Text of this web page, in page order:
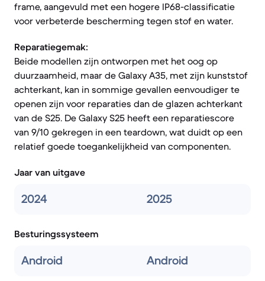
frame, aangevuld met een hogere IP68-classificatie
voor verbeterde bescherming tegen stof en water.
Reparatiegemak:
Beide modellen zijn ontworpen met het oog op
duurzaamheid, maar de Galaxy A35, met zijn kunststof
achterkant, kan in sommige gevallen eenvoudiger te
openen zijn voor reparaties dan de glazen achterkant
van de S25. De Galaxy S25 heeft een reparatiescore
van 9/10 gekregen in een teardown, wat duidt op een
relatief goede toegankelijkheid van componenten.
Jaar van uitgave
2024 2025
Besturingssysteem
Android Android